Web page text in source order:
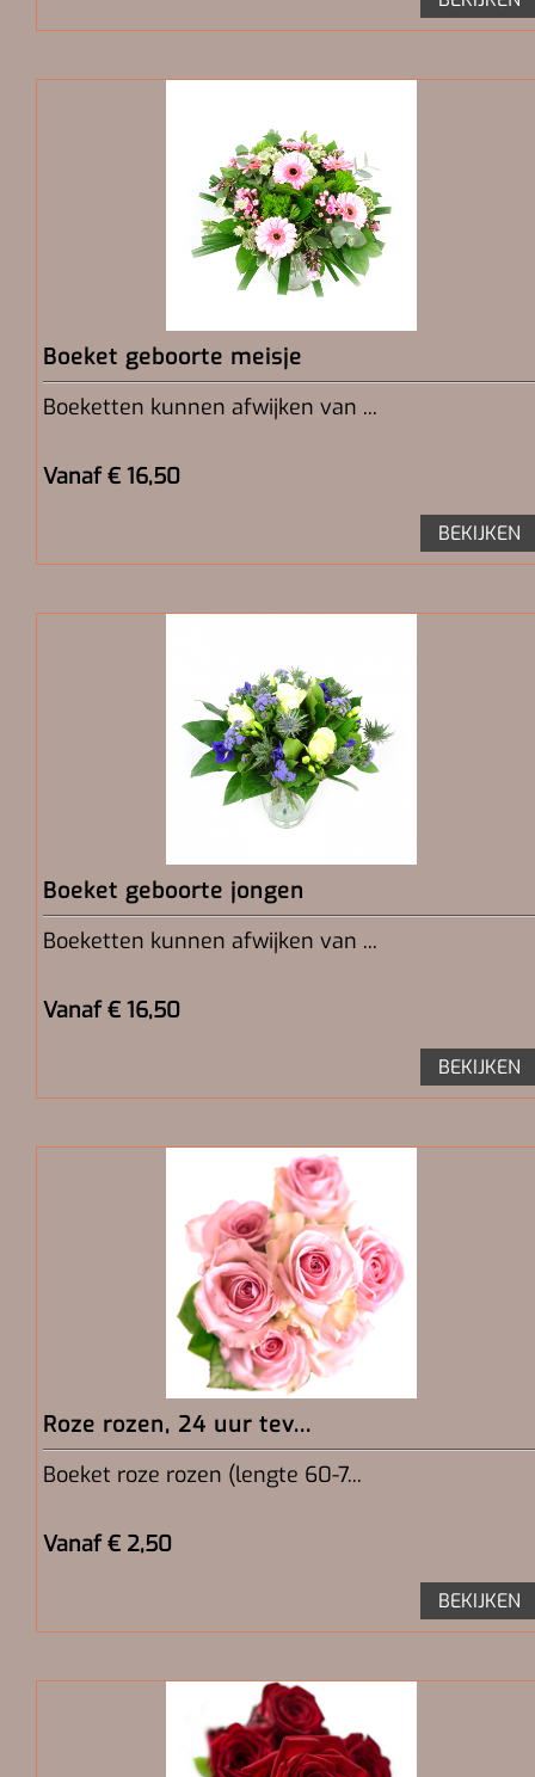
Boeket geboorte meisje
Boeketten kunnen afwijken van ...
Vanaf € 16,50
BEKIJKEN
Boeket geboorte jongen
Boeketten kunnen afwijken van ...
Vanaf € 16,50
BEKIJKEN
Roze rozen, 24 uur tev...
Boeket roze rozen (lengte 60-7...
Vanaf € 2,50
BEKIJKEN